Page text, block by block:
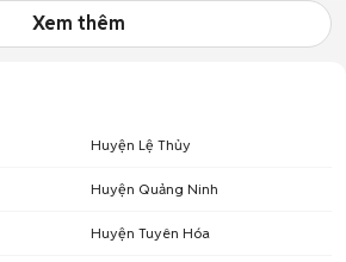
Xem thêm
Huyện Lệ Thủy
Huyện Quảng Ninh
Huyện Tuyên Hóa